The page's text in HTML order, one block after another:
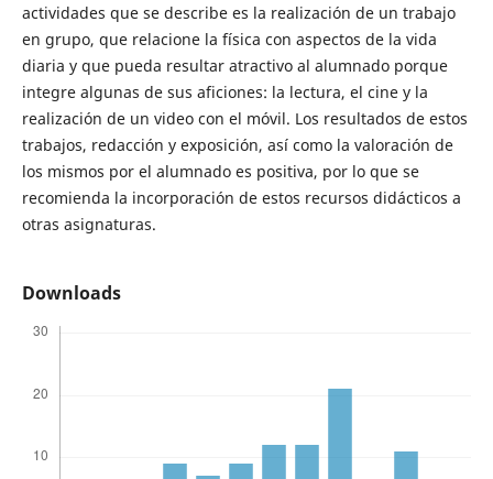
actividades que se describe es la realización de un trabajo
en grupo, que relacione la física con aspectos de la vida
diaria y que pueda resultar atractivo al alumnado porque
integre algunas de sus aficiones: la lectura, el cine y la
realización de un video con el móvil. Los resultados de estos
trabajos, redacción y exposición, así como la valoración de
los mismos por el alumnado es positiva, por lo que se
recomienda la incorporación de estos recursos didácticos a
otras asignaturas.
Downloads